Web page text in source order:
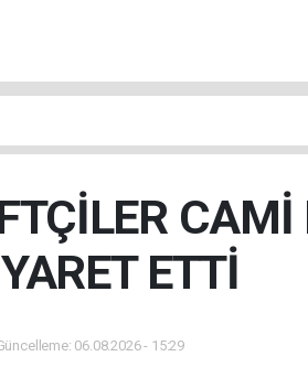
CAMİ
ETTİ
06.08.2026 - 15:29